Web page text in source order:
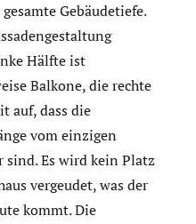
Gebäudetiefe.
Hälfte ist
Balkone, die rechte
auf, dass die
vom einzigen
sind. Es wird kein Platz
vergeudet, was der
kommt. Die